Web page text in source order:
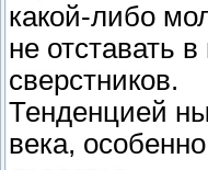
какой-либо
не отставать
сверстников.
Тенденцией
века,